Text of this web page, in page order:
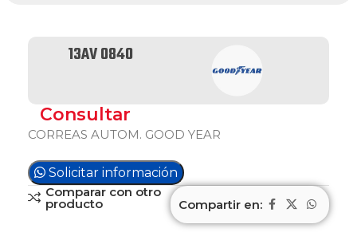
13AV 0840
Consultar
CORREAS AUTOM. GOOD YEAR
Solicitar información
Comparar con otro
producto Compartir en: